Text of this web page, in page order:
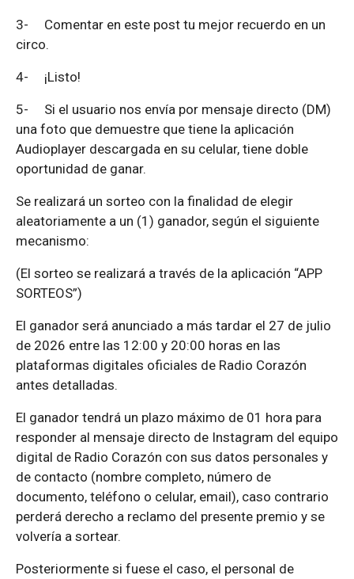
3- Comentar en este post tu mejor recuerdo en un
circo.
4- ¡Listo!
5- Si el usuario nos envía por mensaje directo (DM)
una foto que demuestre que tiene la aplicación
Audioplayer descargada en su celular, tiene doble
oportunidad de ganar.
Se realizará un sorteo con la finalidad de elegir
aleatoriamente a un (1) ganador, según el siguiente
mecanismo:
(El sorteo se realizará a través de la aplicación “APP
SORTEOS”)
El ganador será anunciado a más tardar el 27 de julio
de 2026 entre las 12:00 y 20:00 horas en las
plataformas digitales oficiales de Radio Corazón
antes detalladas.
El ganador tendrá un plazo máximo de 01 hora para
responder al mensaje directo de Instagram del equipo
digital de Radio Corazón con sus datos personales y
de contacto (nombre completo, número de
documento, teléfono o celular, email), caso contrario
perderá derecho a reclamo del presente premio y se
volvería a sortear.
Posteriormente si fuese el caso, el personal de